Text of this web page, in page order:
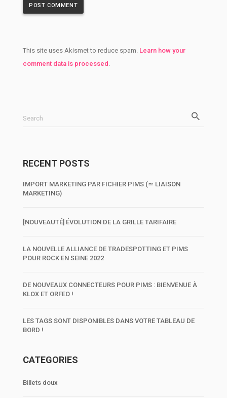
This site uses Akismet to reduce spam. Learn how your
comment data is processed .
Search
RECENT POSTS
IMPORT MARKETING PAR FICHIER PIMS (≃ LIAISON
MARKETING)
[NOUVEAUTÉ] ÉVOLUTION DE LA GRILLE TARIFAIRE
LA NOUVELLE ALLIANCE DE TRADESPOTTING ET PIMS
POUR ROCK EN SEINE 2022
DE NOUVEAUX CONNECTEURS POUR PIMS : BIENVENUE À
KLOX ET ORFEO !
LES TAGS SONT DISPONIBLES DANS VOTRE TABLEAU DE
BORD !
CATEGORIES
Billets doux